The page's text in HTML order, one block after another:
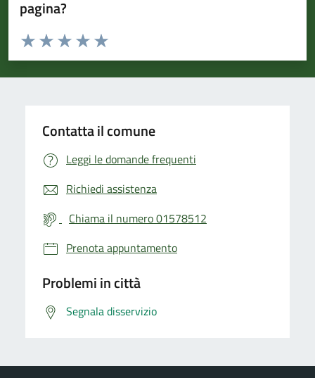
pagina?
Valuta da 1 a 5 stelle la pagina
Valuta 5 stelle su 5
Valuta 4 stelle su 5
Valuta 3 stelle su 5
Valuta 2 stelle su 5
Valuta 1 stelle su 5
Contatta il comune
Leggi le domande frequenti
Richiedi assistenza
Chiama il numero 01578512
Prenota appuntamento
Problemi in città
Segnala disservizio